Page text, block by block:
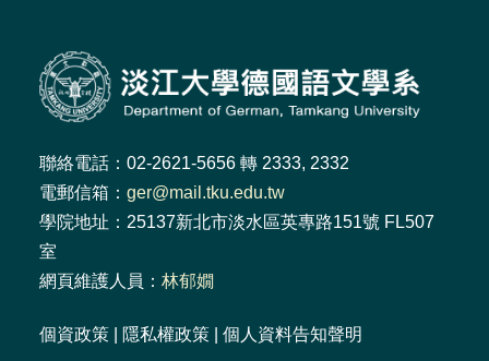
聯絡電話：02-2621-5656 轉 2333, 2332
電郵信箱： ger@mail.tku.edu.tw
學院地址：25137新北市淡水區英專路151號 FL507
室
網頁維護人員： 林郁嫺
個資政策 隱私權政策 個人資料告知聲明